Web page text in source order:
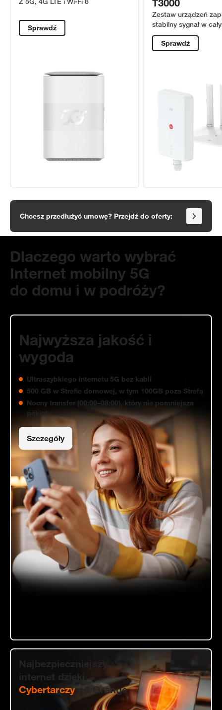
Sprawdź
T3000
Zestaw urządzeń
stabilny sygnał w
Sprawdź
Chcesz przedłużyć umowę? Przejdź do oferty: Sprawdź
Dlaczego warto wybrać
Internet mobilny 5G
do domu i w podróży?
Najwyższa jakość i
wygoda
Ultraszybkiego internetu 5G bez kabli
500 GB w Strefie domowej, w tym 100GB poza Strefą
Nocny transfer (00:00–08:00), który nie pomniejsza
pakietu
Szczegóły
wybrać Internet mobilny 5G dla domu od Orange?
Najbezpieczniejszy
internet dzięki
Cybertarczyod Orange
Świąteczny bon na urządzenia